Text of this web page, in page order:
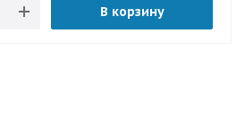
В корзину